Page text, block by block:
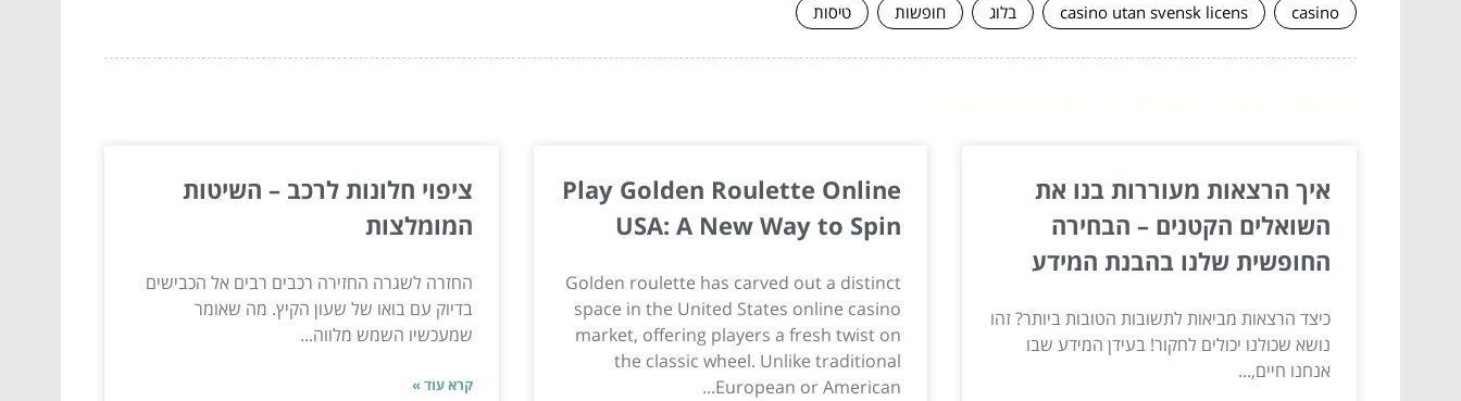
casino
casino utan svensk licens בלוג חופשות טיסות
איך הרצאות מעוררות בנו את
השואלים הקטנים – הבחירה
החופשית שלנו בהבנת המידע
כיצד הרצאות מביאות לתשובות הטובות ביותר? זהו
נושא שכולנו יכולים לחקור! בעידן המידע שבו
אנחנו חיים,...
Play Golden Roulette Online
USA: A New Way to Spin
Golden roulette has carved out a distinct
space in the United States online casino
market, offering players a fresh twist on
the classic wheel. Unlike traditional
European or American...
ציפוי חלונות לרכב – השיטות
המומלצות
החזרה לשגרה החזירה רכבים רבים אל הכבישים
בדיוק עם בואו של שעון הקיץ. מה שאומר
שמעכשיו השמש מלווה...
קרא עוד »